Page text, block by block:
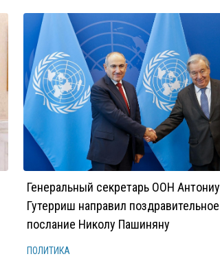
Генеральный секретарь ООН Антониу
Гутерриш направил поздравительное
послание Николу Пашиняну
ПОЛИТИКА